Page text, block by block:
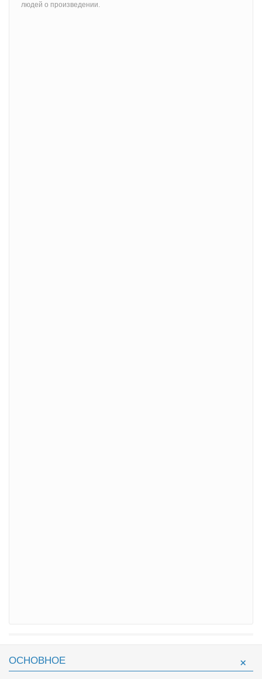
людей о произведении.
ОСНОВНОЕ